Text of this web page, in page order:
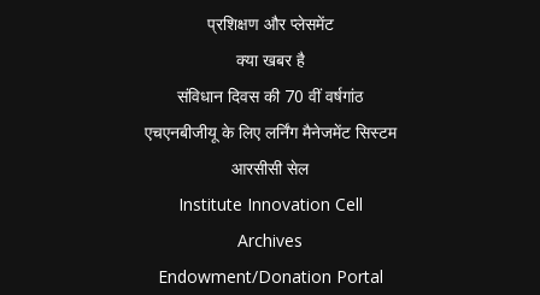
प्रशिक्षण और प्लेसमेंट
क्या खबर है
संविधान दिवस की 70 वीं वर्षगांठ
एचएनबीजीयू के लिए लर्निंग मैनेजमेंट सिस्टम
आरसीसी सेल
Institute Innovation Cell
Archives
Endowment/Donation Portal